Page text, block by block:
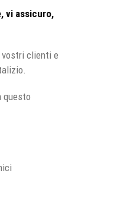
vi assicuro,
vostri clienti e
questo